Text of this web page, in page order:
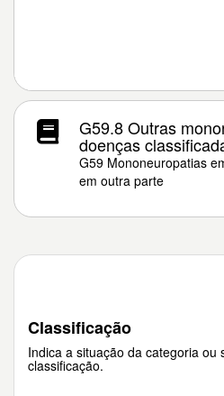
G59.8 Outras
doenças
G59 Mononeuropatias
em outra parte
Classificação
Indica a situação da categoria ou
classificação.